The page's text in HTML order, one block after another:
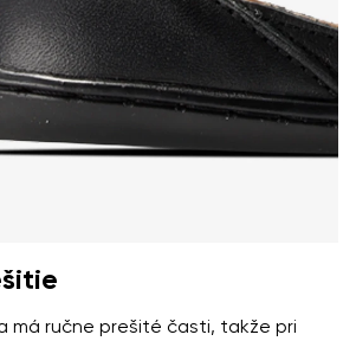
má ručne prešité časti, takže pri